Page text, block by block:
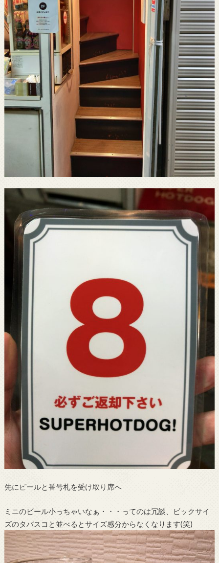
先にビールと番号札を受け取り席へ
ミニのビール小っちゃいなぁ・・・ってのは冗談、ビックサイ
ズのタバスコと並べるとサイズ感分からなくなります(笑)